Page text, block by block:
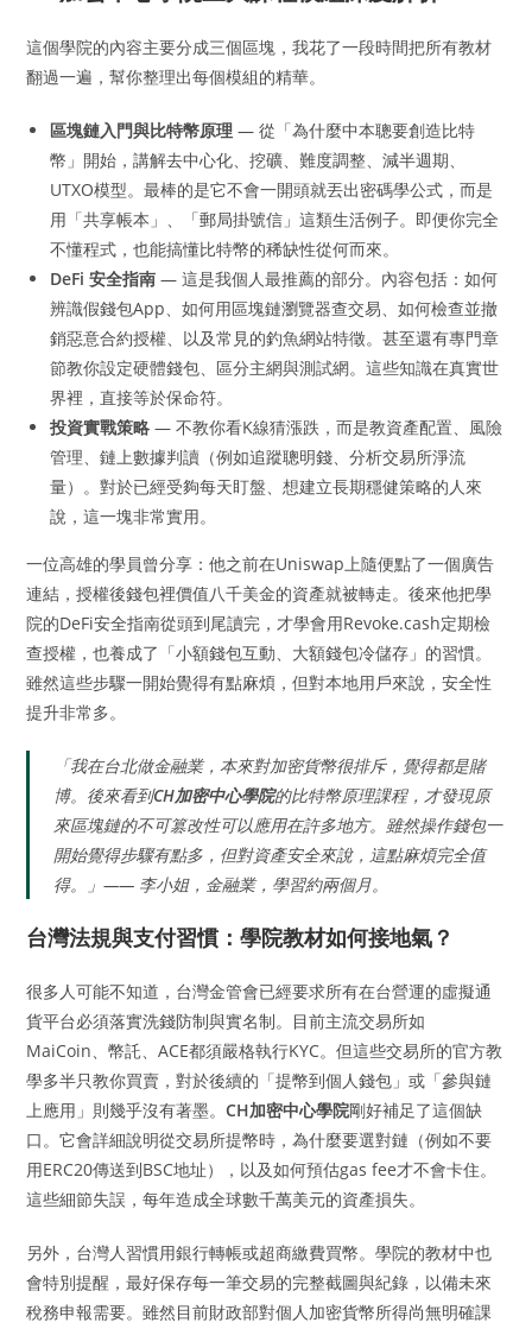
這個學院的內容主要分成三個區塊，我花了一段時間把所有教材
翻過一遍，幫你整理出每個模組的精華。
區塊鏈入門與比特幣原理 — 從「為什麼中本聰要創造比特
幣」開始，講解去中心化、挖礦、難度調整、減半週期、
UTXO模型。最棒的是它不會一開頭就丟出密碼學公式，而是
用「共享帳本」、「郵局掛號信」這類生活例子。即便你完全
不懂程式，也能搞懂比特幣的稀缺性從何而來。
DeFi 安全指南 — 這是我個人最推薦的部分。內容包括：如何
辨識假錢包App、如何用區塊鏈瀏覽器查交易、如何檢查並撤
銷惡意合約授權、以及常見的釣魚網站特徵。甚至還有專門章
節教你設定硬體錢包、區分主網與測試網。這些知識在真實世
界裡，直接等於保命符。
投資實戰策略 — 不教你看K線猜漲跌，而是教資產配置、風險
管理、鏈上數據判讀（例如追蹤聰明錢、分析交易所淨流
量）。對於已經受夠每天盯盤、想建立長期穩健策略的人來
說，這一塊非常實用。
一位高雄的學員曾分享：他之前在Uniswap上隨便點了一個廣告
連結，授權後錢包裡價值八千美金的資產就被轉走。後來他把學
院的DeFi安全指南從頭到尾讀完，才學會用Revoke.cash定期檢
查授權，也養成了「小額錢包互動、大額錢包冷儲存」的習慣。
雖然這些步驟一開始覺得有點麻煩，但對本地用戶來說，安全性
提升非常多。
「我在台北做金融業，本來對加密貨幣很排斥，覺得都是賭
博。後來看到CH加密中心學院的比特幣原理課程，才發現原
來區塊鏈的不可篡改性可以應用在許多地方。雖然操作錢包一
開始覺得步驟有點多，但對資產安全來說，這點麻煩完全值
得。」—— 李小姐，金融業，學習約兩個月。
台灣法規與支付習慣：學院教材如何接地氣？
很多人可能不知道，台灣金管會已經要求所有在台營運的虛擬通
貨平台必須落實洗錢防制與實名制。目前主流交易所如
MaiCoin、幣託、ACE都須嚴格執行KYC。但這些交易所的官方教
學多半只教你買賣，對於後續的「提幣到個人錢包」或「參與鏈
上應用」則幾乎沒有著墨。CH加密中心學院剛好補足了這個缺
口。它會詳細說明從交易所提幣時，為什麼要選對鏈（例如不要
用ERC20傳送到BSC地址），以及如何預估gas fee才不會卡住。
這些細節失誤，每年造成全球數千萬美元的資產損失。
另外，台灣人習慣用銀行轉帳或超商繳費買幣。學院的教材中也
會特別提醒，最好保存每一筆交易的完整截圖與紀錄，以備未來
稅務申報需要。雖然目前財政部對個人加密貨幣所得尚無明確課